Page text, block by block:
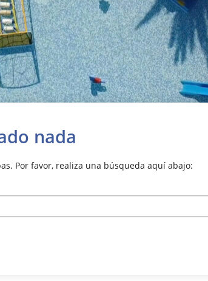
nada
Por favor, realiza una búsqueda aquí abajo: